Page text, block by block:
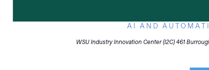
AI AND
WSU Industry Innovation Center (I2C)461